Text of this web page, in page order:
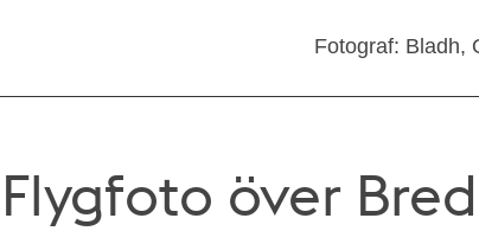
Fotograf: Bladh,
Flygfoto över